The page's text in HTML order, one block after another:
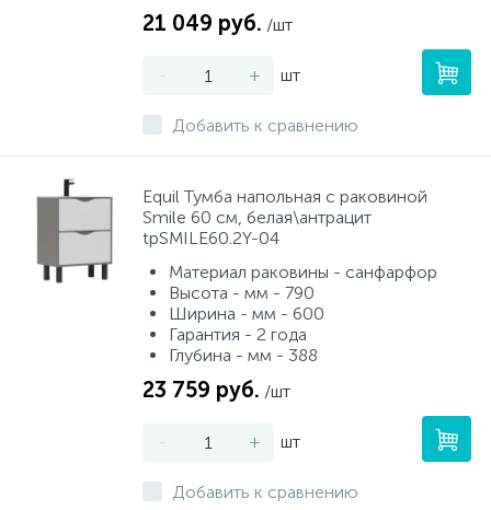
21 049 руб. /шт
- + шт
Добавить к сравнению
Equil Тумба напольная с раковиной
Smile 60 см, белая\антрацит
tpSMILE60.2Y-04
Материал раковины - санфарфор
Высота - мм - 790
Ширина - мм - 600
Гарантия - 2 года
Глубина - мм - 388
23 759 руб. /шт
- + шт
Добавить к сравнению